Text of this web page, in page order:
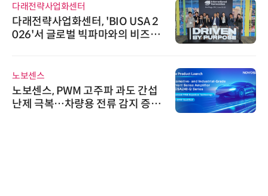
다래전략사업화센터
다래전략사업화센터, 'BIO USA 2
026'서 글로벌 빅파마와의 비즈니
노보센스
노보센스, PWM 고주파 과도 간섭
난제 극복…차량용 전류 감지 증폭